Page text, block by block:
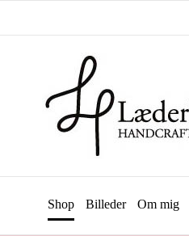
Shop Billeder Om mig